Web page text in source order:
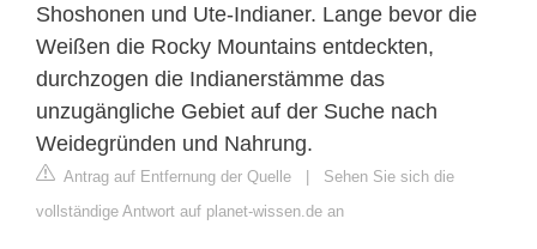
Shoshonen und Ute-Indianer. Lange bevor die
Weißen die Rocky Mountains entdeckten,
durchzogen die Indianerstämme das
unzugängliche Gebiet auf der Suche nach
Weidegründen und Nahrung.
Antrag auf Entfernung der Quelle | Sehen Sie sich die
vollständige Antwort auf planet-wissen.de an